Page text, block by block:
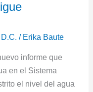
/ Erika Baute
informe que
en el Sistema
el nivel del agua